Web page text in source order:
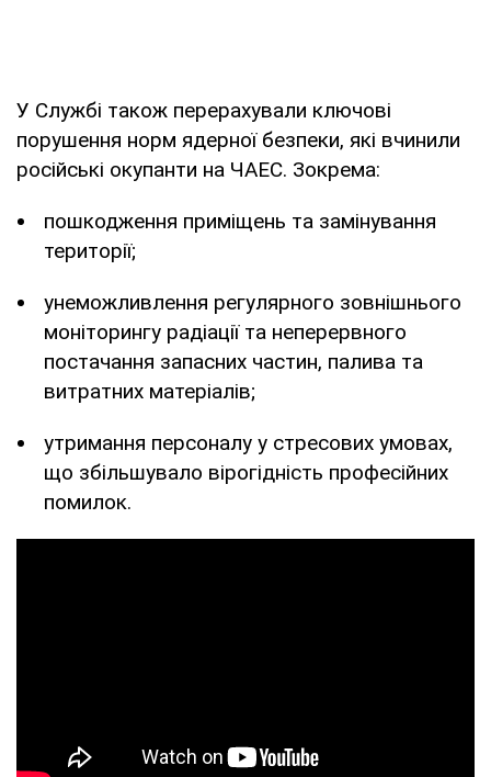
У Службі також перерахували ключові
порушення норм ядерної безпеки, які вчинили
російські окупанти на ЧАЕС. Зокрема:
пошкодження приміщень та замінування
території;
унеможливлення регулярного зовнішнього
моніторингу радіації та неперервного
постачання запасних частин, палива та
витратних матеріалів;
утримання персоналу у стресових умовах,
що збільшувало вірогідність професійних
помилок.